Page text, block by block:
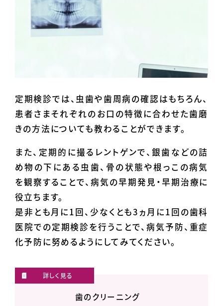
定期検診では、虫歯や歯周病の確認はもちろん、
患者さまそれぞれのお口の特徴に合わせた歯磨
きの方法についても教わることができます。
また、定期的に撮るレントゲンで、銀歯などの詰
め物の下にある虫歯、骨の状態や根っこの病気
を観察することで、病気の早期発見・早期治療に
役立ちます。
是非とも月に1回、少なくとも3ヵ月に1回の歯科
医院での定期検診を行うことで、病気予防、重症
化予防に努めるようにしてみてください。
歯のクリーニング